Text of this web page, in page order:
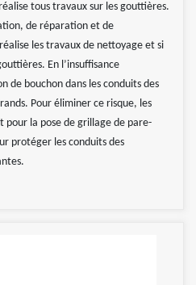
tous travaux sur les gouttières.
de réparation et de
les travaux de nettoyage et si
En l’insuffisance
de bouchon dans les conduits des
Pour éliminer ce risque, les
pour la pose de grillage de pare-
protéger les conduits des